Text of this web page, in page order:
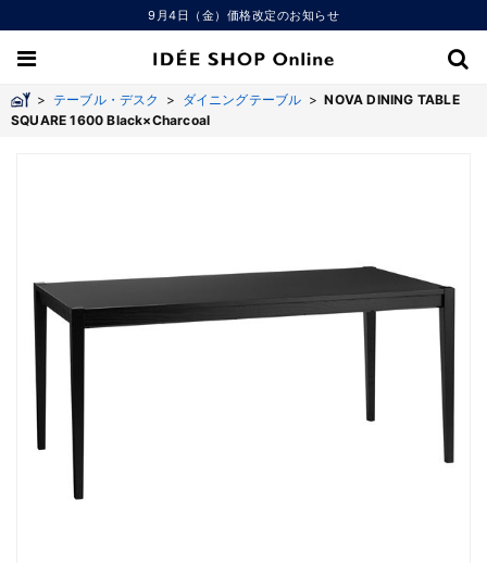
9月4日（金）価格改定のお知らせ
> テーブル・デスク > ダイニングテーブル >NOVA DINING TABLE
SQUARE 1600 Black×Charcoal